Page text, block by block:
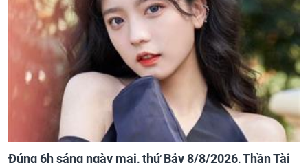
Đúng 6h sáng ngày mai, thứ Bảy 8/8/2026, Thần Tài